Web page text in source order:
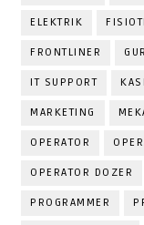
ELEKTRIK
FRONTLINER
IT SUPPORT
MARKETING
OPERATOR
OPERATOR DOZER
PROGRAMMER